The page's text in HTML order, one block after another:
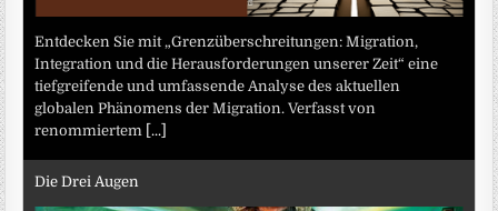
Entdecken Sie mit „Grenzüberschreitungen: Migration,
Integration und die Herausforderungen unserer Zeit“ eine
tiefgreifende und umfassende Analyse des aktuellen
globalen Phänomens der Migration. Verfasst von
renommiertem
[...]
Die Drei Augen